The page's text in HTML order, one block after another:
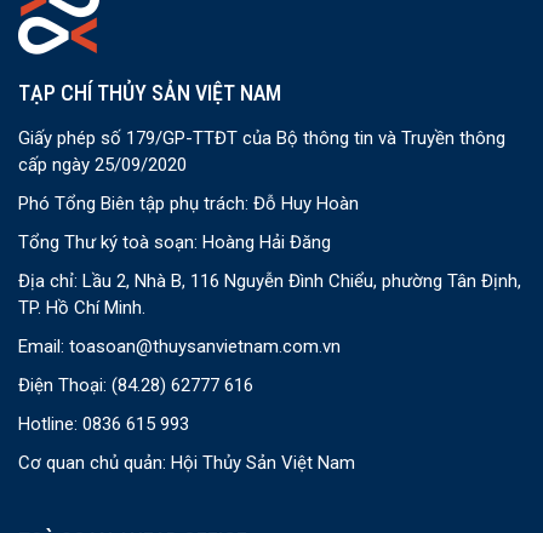
TẠP CHÍ THỦY SẢN VIỆT NAM
Giấy phép số 179/GP-TTĐT của Bộ thông tin và Truyền thông
cấp ngày 25/09/2020
Phó Tổng Biên tập phụ trách: Đỗ Huy Hoàn
Tổng Thư ký toà soạn: Hoàng Hải Đăng
Địa chỉ: Lầu 2, Nhà B, 116 Nguyễn Đình Chiểu, phường Tân Định,
TP. Hồ Chí Minh.
Email: toasoan@thuysanvietnam.com.vn
Điện Thoại: (84.28) 62777 616
Hotline: 0836 615 993
Cơ quan chủ quản: Hội Thủy Sản Việt Nam